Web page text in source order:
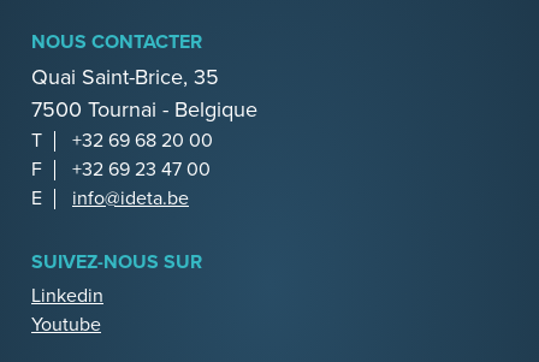
NOUS CONTACTER
Quai Saint-Brice, 35
7500 Tournai - Belgique
T
+32 69 68 20 00
F
+32 69 23 47 00
E
info@ideta.be
SUIVEZ-NOUS SUR
Linkedin
Youtube